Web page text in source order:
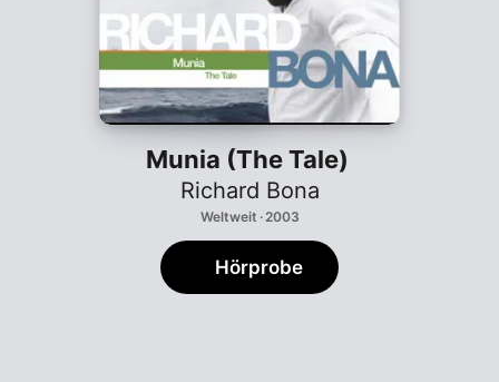
Munia (The Tale)
Richard Bona
Weltweit · 2003
Hörprobe